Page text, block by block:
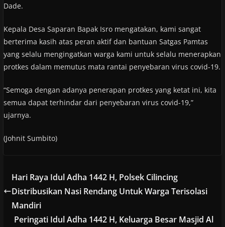
Dade.
Kepala Desa Saparan Bapak Isro mengatakan, kami sangat
berterima kasih atas peran aktif dan bantuan Satgas Pamtas
yang selalu mengingatkan warga kami untuk selalu menerapkan
protkes dalam memutus mata rantai penyebaran virus covid-19.
“Semoga dengan adanya penerapan protkes yang ketat ini, kita
semua dapat terhindar dari penyebaran virus covid-19,”
ujarnya.
(Johnit Sumbito)
Hari Raya Idul Adha 1442 H, Polsek Cilincing
Distribusikan Nasi Rendang Untuk Warga Terisolasi
Mandiri
Peringati Idul Adha 1442 H, Keluarga Besar Masjid Al